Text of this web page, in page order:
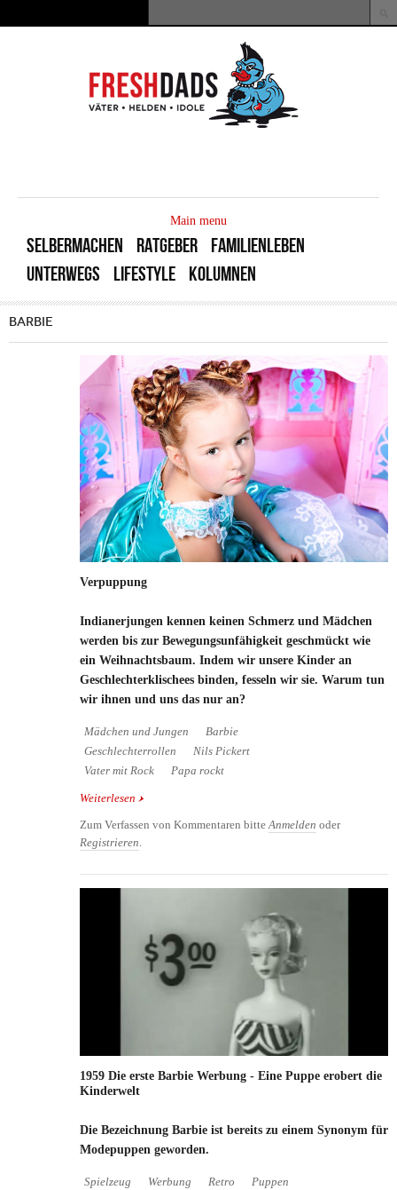
Suchformular
Main menu
SELBERMACHEN RATGEBER
FAMILIENLEBEN
UNTERWEGS
LIFESTYLE KOLUMNEN
BARBIE
Verpuppung
Indianerjungen kennen keinen Schmerz und Mädchen
werden bis zur Bewegungsunfähigkeit geschmückt wie
ein Weihnachtsbaum. Indem wir unsere Kinder an
Geschlechterklischees binden, fesseln wir sie. Warum tun
wir ihnen und uns das nur an?
Mädchen und Jungen
Barbie
Geschlechterrollen
Nils Pickert
Vater mit Rock
Papa rockt
Weiterlesen über Verpuppung
Zum Verfassen von Kommentaren bitte Anmelden oder
Registrieren
1959 Die erste Barbie Werbung - Eine Puppe erobert die
Kinderwelt
Die Bezeichnung Barbie ist bereits zu einem Synonym für
Modepuppen geworden.
Spielzeug Werbung Retro
Puppen